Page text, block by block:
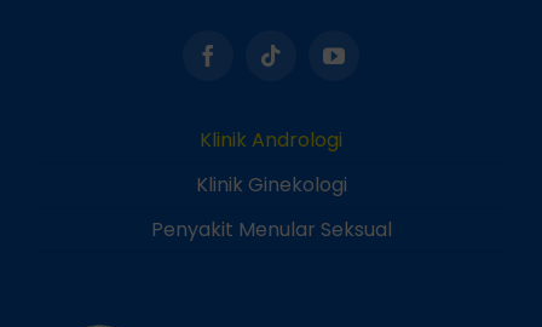
Klinik Andrologi
Klinik Ginekologi
Penyakit Menular Seksual